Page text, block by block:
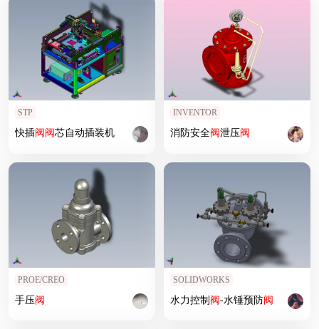
STP
快插阀阀芯自动插装机
INVENTOR
消防安全阀泄压阀
PROE/CREO
手压阀
SOLIDWORKS
水力控制 阀-水锤预防阀